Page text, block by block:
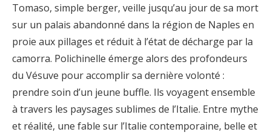
Tomaso, simple berger, veille jusqu’au jour de sa mort
sur un palais abandonné dans la région de Naples en
proie aux pillages et réduit à l’état de décharge par la
camorra. Polichinelle émerge alors des profondeurs
du Vésuve pour accomplir sa dernière volonté :
prendre soin d’un jeune buffle. Ils voyagent ensemble
à travers les paysages sublimes de l’Italie. Entre mythe
et réalité, une fable sur l’Italie contemporaine, belle et